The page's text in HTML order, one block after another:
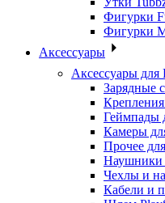
Фигурки
Фигурки
Аксессуары
Аксессуары для
Зарядные
Геймпады
Камеры
Прочее
Наушники
Чехлы и
Кабели и